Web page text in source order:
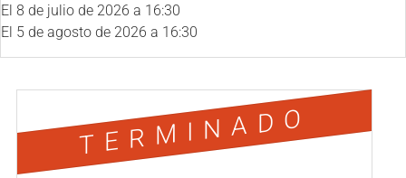
El 8 de julio de 2026 a 16:30
El 5 de agosto de 2026 a 16:30
TERMINADO